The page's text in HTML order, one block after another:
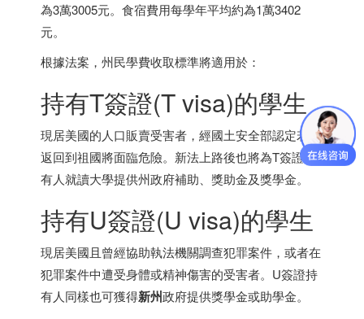
為3萬3005元。食宿費用每學年平均約為1萬3402
元。
根據法案，州民學費收取標準將適用於：
持有T簽證(T visa)的學生
現居美國的人口販賣受害者，經國土安全部認定若遣
返回到祖國將面臨危險。新法上路後也將為T簽證持
有人就讀大學提供州政府補助、獎助金及獎學金。
持有U簽證(U visa)的學生
現居美國且曾經協助執法機關調查犯罪案件，或者在
犯罪案件中遭受身體或精神傷害的受害者。U簽證持
有人同樣也可獲得新州政府提供獎學金或助學金。